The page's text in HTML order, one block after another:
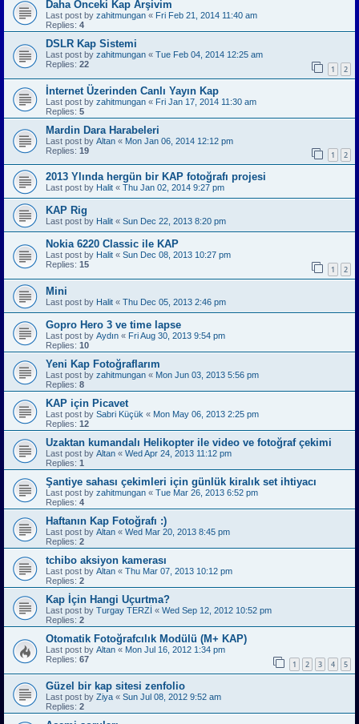
Daha Önceki Kap Arşivim
Last post by zahitmungan « Fri Feb 21, 2014 11:40 am
Replies: 4
DSLR Kap Sistemi
Last post by zahitmungan « Tue Feb 04, 2014 12:25 am
Replies: 22 1 2
İnternet Üzerinden Canlı Yayın Kap
Last post by zahitmungan « Fri Jan 17, 2014 11:30 am
Replies: 5
Mardin Dara Harabeleri
Last post by Altan « Mon Jan 06, 2014 12:12 pm
Replies: 19 1 2
2013 Ylında hergün bir KAP fotoğrafı projesi
Last post by Halit « Thu Jan 02, 2014 9:27 pm
KAP Rig
Last post by Halit « Sun Dec 22, 2013 8:20 pm
Nokia 6220 Classic ile KAP
Last post by Halit « Sun Dec 08, 2013 10:27 pm
Replies: 15 1 2
Mini
Last post by Halit « Thu Dec 05, 2013 2:46 pm
Gopro Hero 3 ve time lapse
Last post by Aydın « Fri Aug 30, 2013 9:54 pm
Replies: 10
Yeni Kap Fotoğraflarım
Last post by zahitmungan « Mon Jun 03, 2013 5:56 pm
Replies: 8
KAP için Picavet
Last post by Sabri Küçük « Mon May 06, 2013 2:25 pm
Replies: 12
Uzaktan kumandalı Helikopter ile video ve fotoğraf çekimi
Last post by Altan « Wed Apr 24, 2013 11:12 pm
Replies: 1
Şantiye sahası çekimleri için günlük kiralık set ihtiyacı
Last post by zahitmungan « Tue Mar 26, 2013 6:52 pm
Replies: 4
Haftanın Kap Fotoğrafı :)
Last post by Altan « Wed Mar 20, 2013 8:45 pm
Replies: 2
tchibo aksiyon kamerası
Last post by Altan « Thu Mar 07, 2013 10:12 pm
Replies: 2
Kap İçin Hangi Uçurtma?
Last post by Turgay TERZİ « Wed Sep 12, 2012 10:52 pm
Replies: 2
Otomatik Fotoğrafcılık Modülü (M+ KAP)
Last post by Altan « Mon Jul 16, 2012 1:34 pm
Replies: 67 1 2 3 4 5
Güzel bir kap sitesi zenfolio
Last post by Ziya « Sun Jul 08, 2012 9:52 am
Replies: 2